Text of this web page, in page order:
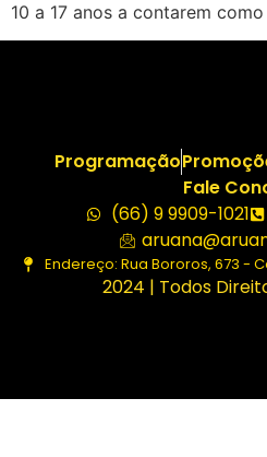
10 a 17 anos a contarem
Programação
Fale
(66) 9 9909-1021
Endereço: Rua Bororos, 673 -
2024 | Todos